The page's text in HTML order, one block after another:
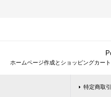
ホームページ作成とショッピングカー
特定商取